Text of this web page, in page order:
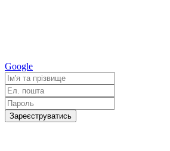
Google
Зареєструватись